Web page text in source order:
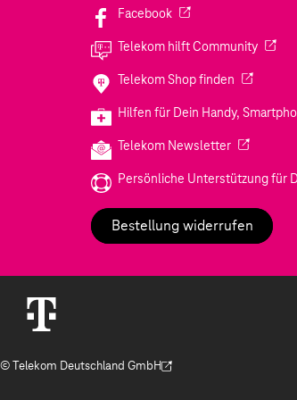
Facebook(Wird in einem neuen
Telekom hilft Community(Wird
Telekom Shop finden (Wird in
Hilfen für Dein Handy,
Telekom Newsletter(Wird in
Persönliche Unterstützung für
Bestellung widerrufen
© Telekom Deutschland GmbH
(Der Link wird in einem neuen Tab geöffnet)